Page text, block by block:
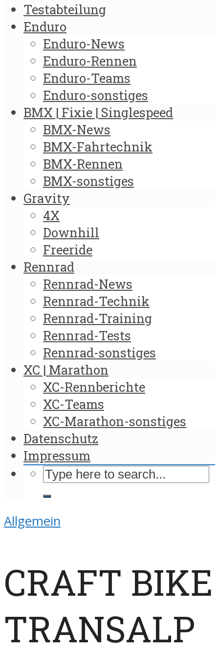
Testabteilung
Enduro
Enduro-News
Enduro-Rennen
Enduro-Teams
Enduro-sonstiges
BMX | Fixie | Singlespeed
BMX-News
BMX-Fahrtechnik
BMX-Rennen
BMX-sonstiges
Gravity
4X
Downhill
Freeride
Rennrad
Rennrad-News
Rennrad-Technik
Rennrad-Training
Rennrad-Tests
Rennrad-sonstiges
XC | Marathon
XC-Rennberichte
XC-Teams
XC-Marathon-sonstiges
Datenschutz
Impressum
Allgemein
CRAFT BIKE
TRANSALP